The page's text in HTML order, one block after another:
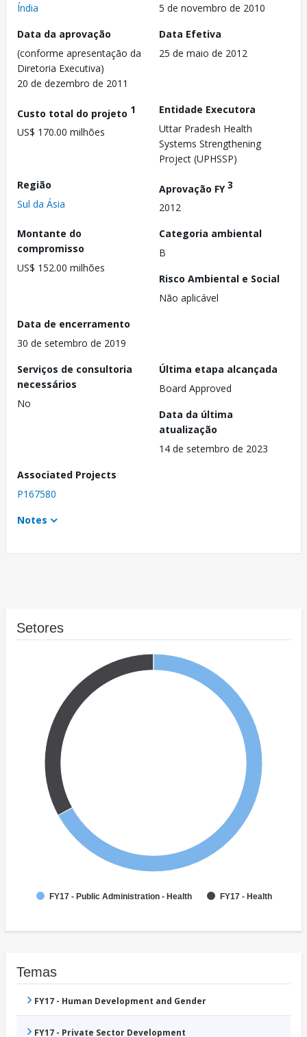
Índia
5 de novembro de 2010
Data da aprovação
(conforme apresentação da
Diretoria Executiva)
20 de dezembro de 2011
Data Efetiva
25 de maio de 2012
Custo total do projeto 1
US$ 170.00 milhões
Entidade Executora
Uttar Pradesh Health
Systems Strengthening
Project (UPHSSP)
Região
Sul da Ásia
Aprovação FY3
2012
Montante do
compromisso
US$ 152.00 milhões
Categoria ambiental
B
Risco Ambiental e Social
Não aplicável
Data de encerramento
30 de setembro de 2019
Serviços de consultoria
necessários
No
Última etapa alcançada
Board Approved
Data da última
atualização
14 de setembro de 2023
Associated Projects
P167580
Notes
Setores
FY17 - Public Administration - Health FY17 - Health
Temas
FY17 - Human Development and Gender
FY17 - Private Sector Development